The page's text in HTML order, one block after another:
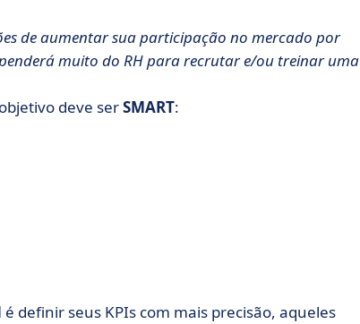
de aumentar sua participação no mercado por
muito do RH para recrutar e/ou treinar uma
deve serSMART:
é definir seus KPIs com mais precisão, aqueles